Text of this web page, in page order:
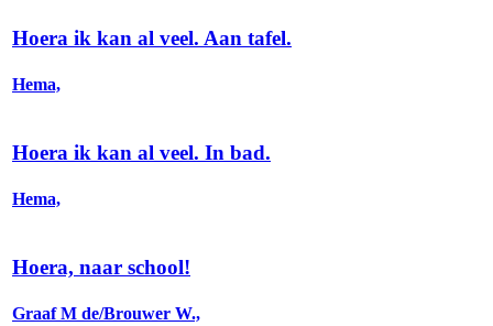
Hoera ik kan al veel. Aan tafel.
Hema,
Hoera ik kan al veel. In bad.
Hema,
Hoera, naar school!
Graaf M de/Brouwer W.,